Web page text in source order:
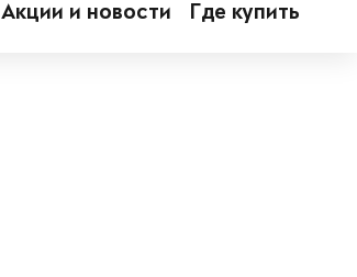
Акции и новости Где купить